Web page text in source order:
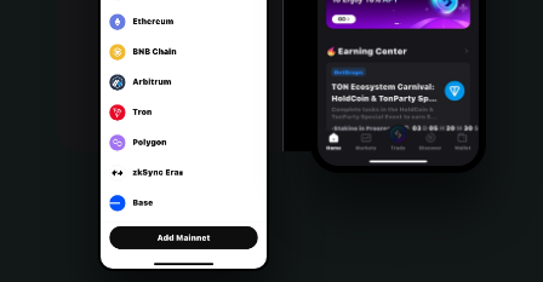
Português (Portugal)
Bahasa Indonesia
Português (Brasil)
Español (Argentina)